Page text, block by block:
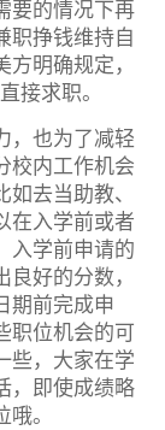
要的情况下再
职挣钱维持自
明确规定，
接求职。
也为了减轻
校内工作机会
去当助教、
在入学前或者
入学前申请的
好的分数，
期前完成申
职位机会的可
些，大家在学
，即使成绩略
。